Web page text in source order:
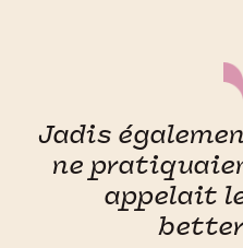
Jadis
ne
appelait